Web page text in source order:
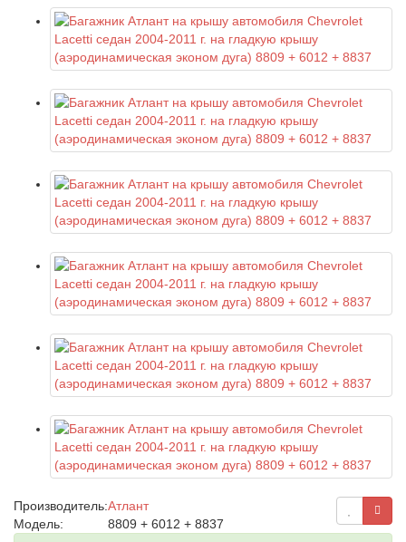
Производитель:Атлант
Модель:
8809 + 6012 + 8837